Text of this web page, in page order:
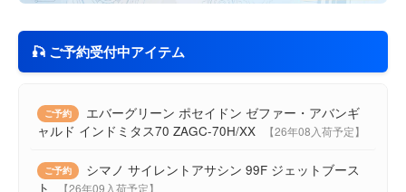
🎣 ご予約受付中アイテム
ご予約
エバーグリーン ポセイドン ゼファー・アバンギ
ャルド インドミタス70 ZAGC-70H/XX
【26年08入荷予定】
ご予約
シマノ サイレントアサシン 99F ジェットブース
ト
【26年09入荷予定】